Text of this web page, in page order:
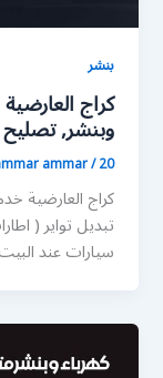
بنشر
وبنشر,
ammar/20 أبريل، 2020
كراج العارضية
تبديل تواير (
سيارات عند البيت